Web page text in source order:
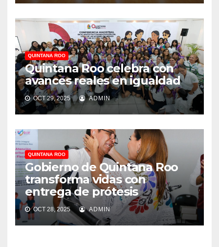
QUINTANA ROO
Quintana Roo celebra con
avances reales en igualdad
OCT 29, 2025 ADMIN
QUINTANA ROO
Gobierno de Quintana Roo
transforma vidas con
entrega de prótesis
OCT 28, 2025 ADMIN